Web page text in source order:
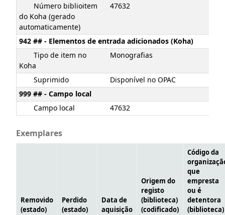
Número biblioitem
do Koha (gerado
automaticamente)
47632
942 ## - Elementos de entrada adicionados (Koha)
Tipo de item no
Koha
Monografias
Suprimido
Disponível no OPAC
999 ## - Campo local
Campo local
47632
Exemplares
Removido
(estado)
Perdido
(estado)
Data de
aquisição
Origem do
registo
(biblioteca)
(codificado)
Código da
que
empresta
ou é
detentora
(biblioteca)